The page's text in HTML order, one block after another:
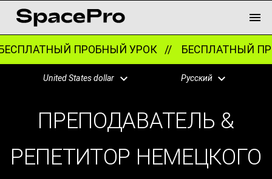
ПРОБНЫЙ УРОК // БЕСПЛАТНЫЙ
United States dollar Русский
ПРЕПОДАВАТЕЛЬ &
РЕПЕТИТОР НЕМЕЦКОГО